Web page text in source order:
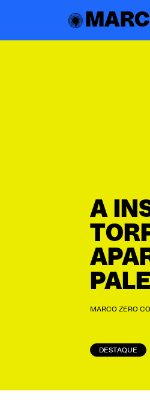
A
MARCO ZERO
DESTAQUE